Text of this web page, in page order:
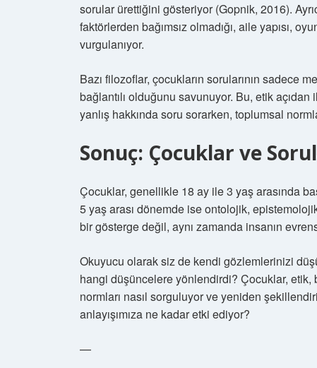
sorular ürettiğini gösteriyor (Gopnik, 2016).
faktörlerden bağımsız olmadığı, aile yapısı,
vurgulanıyor.
Bazı filozoflar, çocukların sorularının sadece
bağlantılı olduğunu savunuyor. Bu, etik
yanlış hakkında soru sorarken, toplumsal
Sonuç: Çocuklar ve
Çocuklar, genellikle 18 ay ile 3 yaş arasında
5 yaş arası dönemde ise ontolojik,
bir gösterge değil, aynı zamanda insanın
Okuyucu olarak siz de kendi gözlemlerinizi
hangi düşüncelere yönlendirdi? Çocuklar, etik,
normları nasıl sorguluyor ve yeniden
anlayışımıza ne kadar etki ediyor?
—